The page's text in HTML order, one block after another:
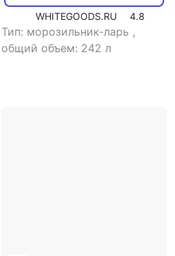
WHITEGOODS.RU 4.8
Тип: морозильник-ларь ,
общий объем: 242 л